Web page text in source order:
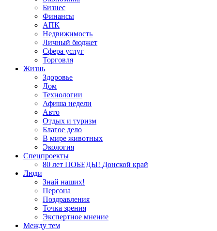
Бизнес
Финансы
АПК
Недвижимость
Личный бюджет
Сфера услуг
Торговля
Жизнь
Здоровье
Дом
Технологии
Афиша недели
Авто
Отдых и туризм
Благое дело
В мире животных
Экология
Спецпроекты
80 лет ПОБЕДЫ! Донской край
Люди
Знай наших!
Персона
Поздравления
Точка зрения
Экспертное мнение
Между тем